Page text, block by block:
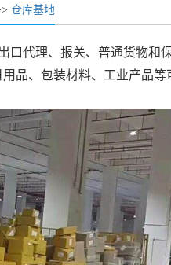
仓库基地
代理、报关、普通货物和
品、包装材料、工业产品等